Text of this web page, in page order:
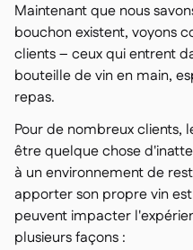
Maintenant que nous
bouchon existent, voyons
clients – ceux qui entrent
bouteille de vin en main,
repas.
Pour de nombreux clients,
être quelque chose
à un environnement de
apporter son propre vin
peuvent impacter
plusieurs façons :